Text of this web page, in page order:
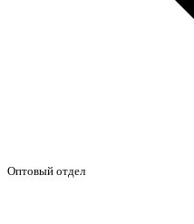
Оптовый отдел